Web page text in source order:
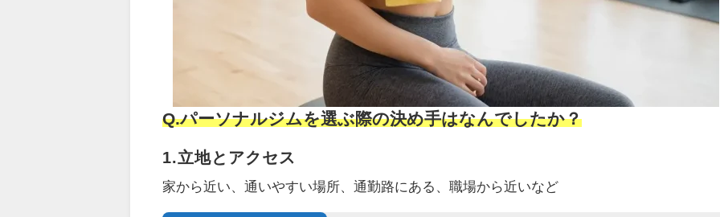
Q.パーソナルジムを選ぶ際の決め手はなんでしたか？
1.立地とアクセス
家から近い、通いやすい場所、通勤路にある、職場から近いなど